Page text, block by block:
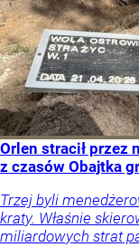
Orlen stracił przez
z czasów Obajtka
Trzej byli
kraty. Właśnie
miliardowych strat